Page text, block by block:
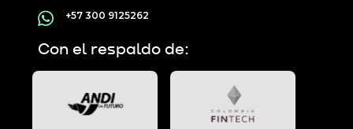
+57 300 9125262
Con el respaldo de: